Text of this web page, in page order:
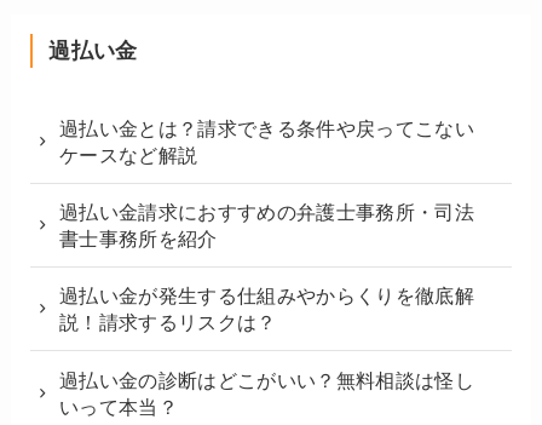
過払い金
過払い金とは？請求できる条件や戻ってこない
ケースなど解説
過払い金請求におすすめの弁護士事務所・司法
書士事務所を紹介
過払い金が発生する仕組みやからくりを徹底解
説！請求するリスクは？
過払い金の診断はどこがいい？無料相談は怪し
いって本当？